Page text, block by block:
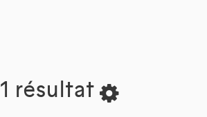
1 résultat